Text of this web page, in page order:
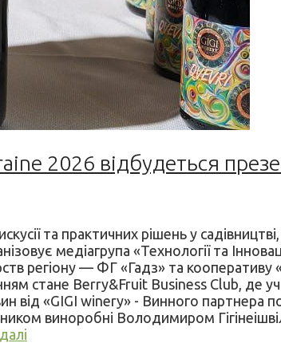
2026 відбудеться
та практичних рішень у
медіагрупа «Технології та
регіону — ФГ «Гадз» та
стане Berry&Fruit Business Club, де
від «GIGI winery» - Винного партнера
виноробні Володимиром